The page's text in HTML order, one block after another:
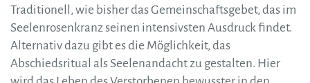
Traditionell, wie bisher das Gemeinschaftsgebet, das im
Seelenrosenkranz seinen intensivsten Ausdruck findet.
Alternativ dazu gibt es die Möglichkeit, das
Abschiedsritual als Seelenandacht zu gestalten. Hier